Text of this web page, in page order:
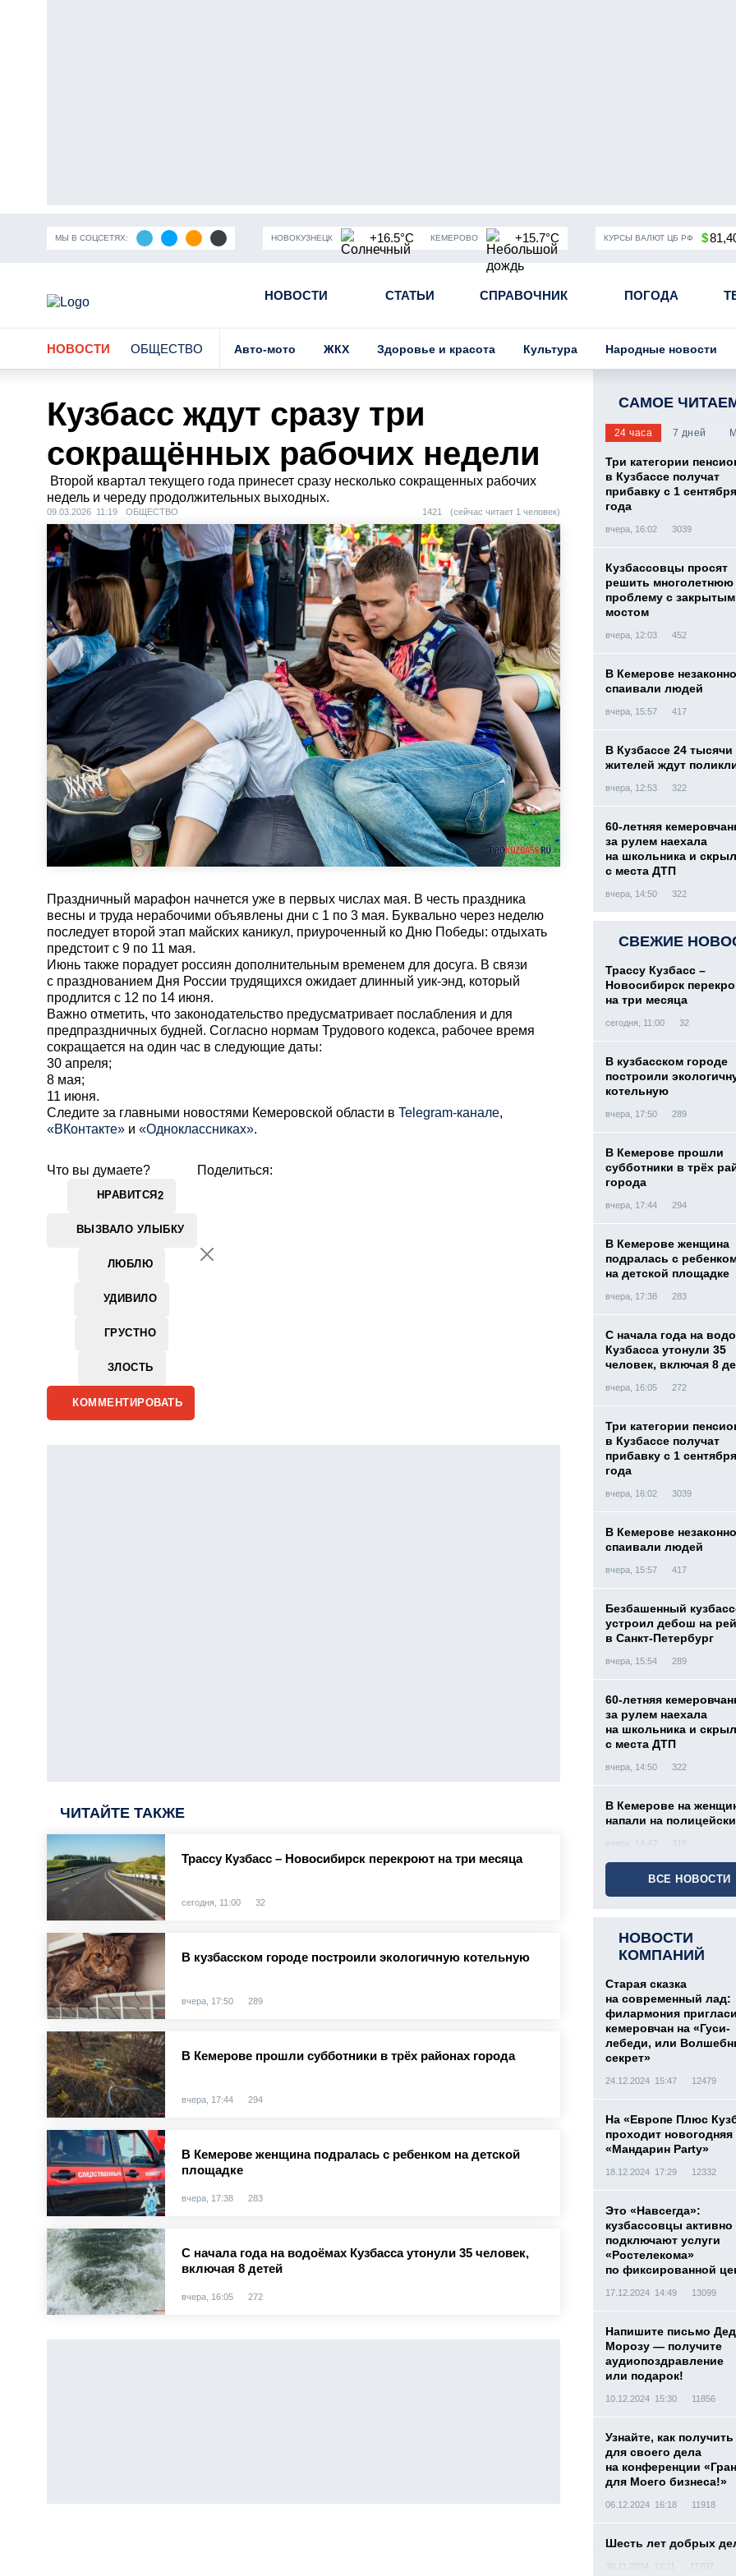
МЫ В СОЦСЕТЯХ: НОВОКУЗНЕЦК +16.5°C КЕМЕРОВО +15.7°C КУРСЫ ВАЛЮТ ЦБ РФ $
НОВОСТИ СТАТЬИ СПРАВОЧНИК ПОГОДА
Кузбасса Пандемия коронавирусной инфекции Частичная мобилизация в России Угольная промышленность
НОВОСТИ ОБЩЕСТВО Авто-мото ЖКХ Здоровье и красота Культура Народные новости
Кузбасс ждут сразу три
сокращённых рабочих недели
Второй квартал текущего года принесет сразу несколько сокращенных рабочих
недель и череду продолжительных выходных.
09.03.2026 11:19 ОБЩЕСТВО 1421 (сейчас читает 1 человек)
Праздничный марафон начнется уже в первых числах мая. В честь праздника
весны и труда нерабочими объявлены дни с 1 по 3 мая. Буквально через неделю
последует второй этап майских каникул, приуроченный ко Дню Победы: отдыхать
предстоит с 9 по 11 мая.
Июнь также порадует россиян дополнительным временем для досуга. В связи
с празднованием Дня России трудящихся ожидает длинный уик-энд, который
продлится с 12 по 14 июня.
Важно отметить, что законодательство предусматривает послабления и для
предпраздничных будней. Согласно нормам Трудового кодекса, рабочее время
сокращается на один час в следующие даты:
30 апреля;
8 мая;
11 июня.
Cледите за главными новостями Кемеровской области в Telegram-канале,
«ВКонтакте» и «Одноклассниках».
Что вы думаете?
НРАВИТСЯ 2
ВЫЗВАЛО УЛЫБКУ
ЛЮБЛЮ
УДИВИЛО
ГРУСТНО
ЗЛОСТЬ
Поделиться:
КОММЕНТИРОВАТЬ
ЧИТАЙТЕ ТАКЖЕ
Трассу Кузбасс – Новосибирск перекроют на три месяца
сегодня, 11:00 32
В кузбасском городе построили экологичную котельную
вчера, 17:50 289
В Кемерове прошли субботники в трёх районах города
вчера, 17:44 294
В Кемерове женщина подралась с ребенком на детской
площадке
вчера, 17:38 283
С начала года на водоёмах Кузбасса утонули 35 человек,
включая 8 детей
вчера, 16:05 272
САМОЕ
24 часа 7 дней
Три категории
в Кузбассе получат
прибавку с 1
года
вчера, 16:02 3039
Кузбассовцы просят
решить многолетнюю
проблему с закрытым
мостом
вчера, 12:03 452
В Кемерове незаконно
спаивали людей
вчера, 15:57 417
В Кузбассе 24 тысячи
жителей ждут
вчера, 12:53 322
60-летняя
за рулем наехала
на школьника и
с места ДТП
вчера, 14:50 322
СВЕЖИЕ
Трассу Кузбасс –
Новосибирск
на три месяца
сегодня, 11:00 32
В кузбасском городе
построили
котельную
вчера, 17:50 289
В Кемерове прошли
субботники в трёх
города
вчера, 17:44 294
В Кемерове женщина
подралась с
на детской площадке
вчера, 17:38 283
С начала года на
Кузбасса утонули 35
человек, включая 8
вчера, 16:05 272
Три категории
в Кузбассе получат
прибавку с 1
года
вчера, 16:02 3039
В Кемерове незаконно
спаивали людей
вчера, 15:57 417
Безбашенный
устроил дебош на
в Санкт-Петербург
вчера, 15:54 289
60-летняя
за рулем наехала
на школьника и
с места ДТП
вчера, 14:50 322
В Кемерове на
напали на
вчера, 14:47 318
ВСЕ НОВОСТИ
НОВОСТИ
КОМПАНИЙ
Старая сказка
на современный лад:
филармония
кемеровчан на «Гуси-
лебеди, или
секрет»
24.12.2024 15:47 12479
На «Европе Плюс
проходит новогодняя
«Мандарин Party»
18.12.2024 17:29 12332
Это «Навсегда»:
кузбассовцы активно
подключают услуги
«Ростелекома»
по фиксированной
17.12.2024 14:49 13099
Напишите письмо
Морозу — получите
аудиопоздравление
или подарок!
10.12.2024 15:30 11856
Узнайте, как получить
для своего дела
на конференции
для Моего бизнеса!»
06.12.2024 16:18 11918
Шесть лет добрых
30.11.2024 12:11 11707